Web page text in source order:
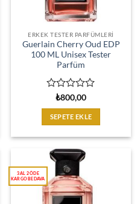
ERKEK TESTER PARFÜMLERI
Guerlain Cherry Oud EDP
100 ML Unisex Tester
Parfüm
üzerinden
0
oy
aldı
₺800,00
SEPETE EKLE